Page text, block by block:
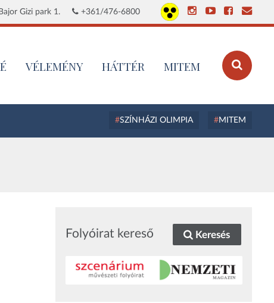
Gizi park 1. +361/476-6800
VÉLEMÉNY HÁTTÉR MITEM
SZÍNHÁZI OLIMPIA MITEM
Folyóirat kereső Keresés